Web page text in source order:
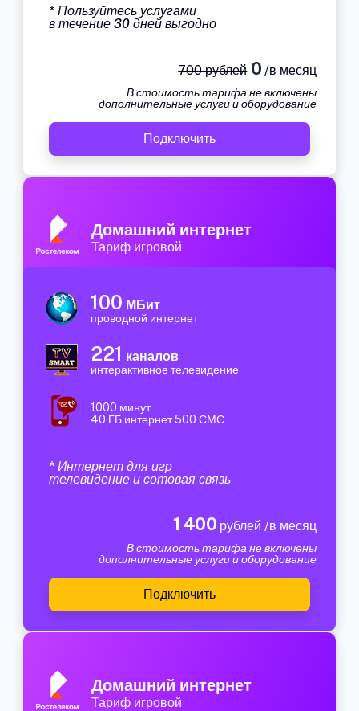
* Пользуйтесь услугами
в течение 30 дней выгодно
700 рублей0 /в месяц
В стоимость тарифа не включены
дополнительные услуги и оборудование
Подключить
Домашний интернет
Тариф игровой
100 МБит
проводной интернет
221 каналов
интерактивное телевидение
1000 минут
40 ГБ интернет 500 СМС
* Интернет для игр
телевидение и сотовая связь
1 400 рублей /в месяц
В стоимость тарифа не включены
дополнительные услуги и оборудование
Подключить
Домашний интернет
Тариф игровой